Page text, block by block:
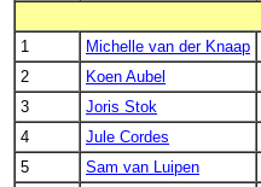
1
Michelle van der Knaap
2
Koen Aubel
3
Joris Stok
4
Jule Cordes
5
Sam van Luipen